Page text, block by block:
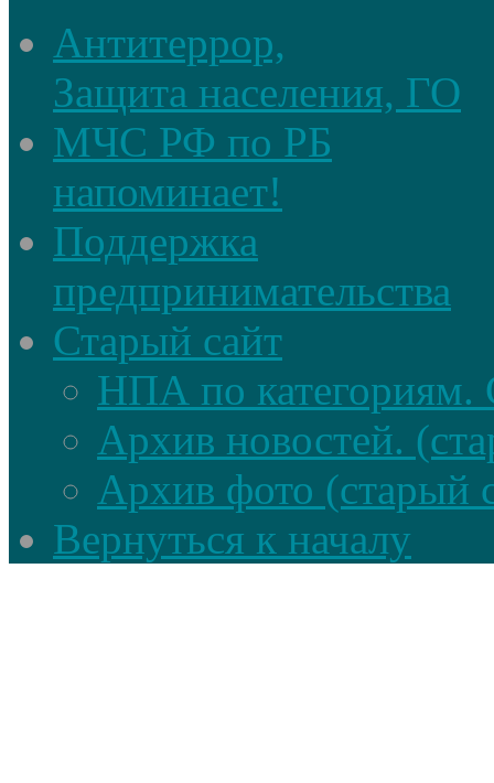
Антитеррор,
Защита населения, ГО
МЧС РФ по РБ
напоминает!
Поддержка
предпринимательства
Старый сайт
НПА по категориям.
Архив новостей.
Архив фото (старый
Вернуться к началу